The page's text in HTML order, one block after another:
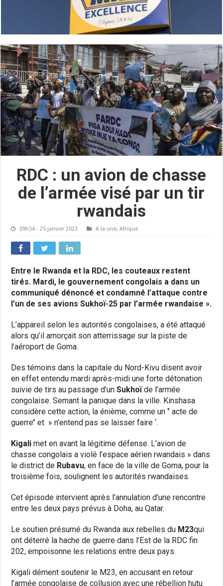
RDC : un avion de chasse
de l’armée visé par un tir
rwandais
09h54 - 25 janvier 2023 A la une,Afrique
Entre le Rwanda et la RDC, les couteaux restent
tirés. Mardi, le gouvernement congolais a dans un
communiqué dénoncé et condamné l’attaque contre
l’un de ses avions Sukhoï-25 par l’armée rwandaise ».
L’appareil selon les autorités congolaises, a été attaqué
alors qu’il amorçait son atterrissage sur la piste de
l’aéroport de Goma.
Des témoins dans la capitale du Nord-Kivu disent avoir
en effet entendu mardi après-midi une forte détonation
suivie de tirs au passage d’unSukhoïde l’armée
congolaise. Semant la panique dans la ville. Kinshasa
considère cette action, la énième, comme un ‘’ acte de
guerre’’ et » n’entend pas se laisser faire ‘.
Kigali met en avant la légitime défense. L’avion de
chasse congolais a violé l’espace aérien rwandais » dans
le district de Rubavu, en face de la ville de Goma, pour la
troisième fois, soulignent les autorités rwandaises.
Cet épisode intervient après l’annulation d’une rencontre
entre les deux pays prévus à Doha, au Qatar.
Le soutien présumé du Rwanda aux rebelles du M23qui
ont déterré la hache de guerre dans l’Est de la RDC fin
202, empoisonne les relations entre deux pays.
Kigali dément soutenir le M23, en accusant en retour
l’armée congolaise de collusion avec une rébellion hutu